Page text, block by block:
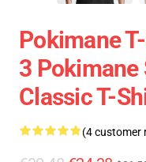
Pokimane
3 Pokimane
Classic T-
(4 customer